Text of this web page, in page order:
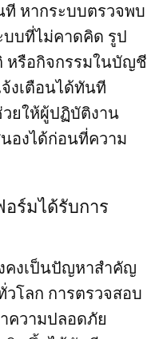
หากระบบตรวจพบ
บบที่ไม่คาดคิด รูป
หรือกิจกรรมในบัญชี
งเตือนได้ทันที
วยให้ผู้ปฏิบัติงาน
องได้ก่อนที่ความ
ร์มได้รับการ
คงเป็นปัญหาสำคัญ
โลก การตรวจสอบ
ความปลอดภัย